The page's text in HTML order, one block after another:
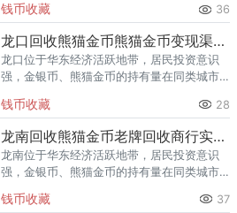
熊猫金币的需求就明显升温，但鱼龙混杂的
回收渠道里，能精准识别版别溢
钱币收藏 36
龙口回收熊猫金币熊猫金币变现渠道指南
龙口位于华东经济活跃地带，居民投资意识
强，金银币、熊猫金币的持有量在同类城市
熊猫金币的需求就明显升温，但鱼龙混杂的
回收渠道里，能精准识别版别溢
钱币收藏 28
龙南回收熊猫金币老牌回收商行实力盘点
龙南位于华东经济活跃地带，居民投资意识
强，金银币、熊猫金币的持有量在同类城市
熊猫金币的需求就明显升温，但鱼龙混杂的
钱币收藏 37